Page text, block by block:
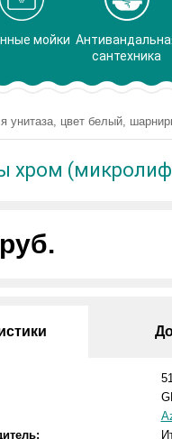
мойки
сантехника
унитаза, цвет белый,
хром